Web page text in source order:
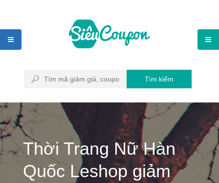
Tìm kiếm
Thời Trang Nữ Hàn
Quốc Leshop giảm